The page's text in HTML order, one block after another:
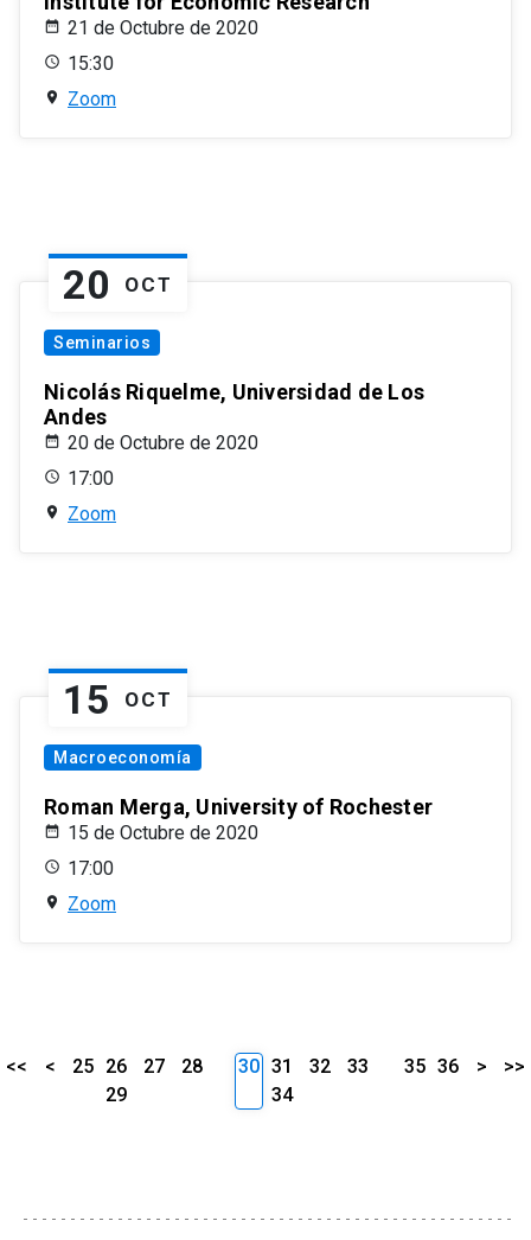
21 de Octubre de 2020
15:30
Zoom
20 OCT
Seminarios
Nicolás Riquelme, Universidad de Los
Andes
20 de Octubre de 2020
17:00
Zoom
15 OCT
Macroeconomía
Roman Merga, University of Rochester
15 de Octubre de 2020
17:00
Zoom
<< < 25 26 27
28
29
30 31 32
33
34
35 36 > >>